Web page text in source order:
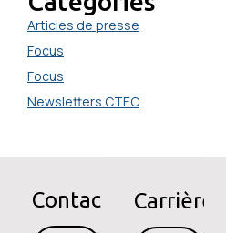
Articles de presse
Focus
Focus
Newsletters CTEC
Contact Carrières